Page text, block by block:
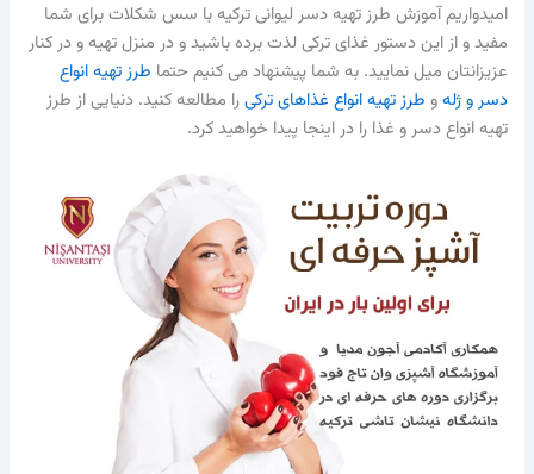
امیدواریم آموزش طرز تهیه دسر لیوانی ترکیه با سس شکلات برای شما
مفید و از این دستور غذای ترکی لذت برده باشید و در منزل تهیه و در کنار
عزیزانتان میل نمایید. به شما پیشنهاد می کنیم حتما طرز تهیه انواع
دسر و ژلهو طرز تهیه انواع غذاهای ترکیرا مطالعه کنید. دنیایی از طرز
تهیه انواع دسر و غذا را در اینجا پیدا خواهید کرد.